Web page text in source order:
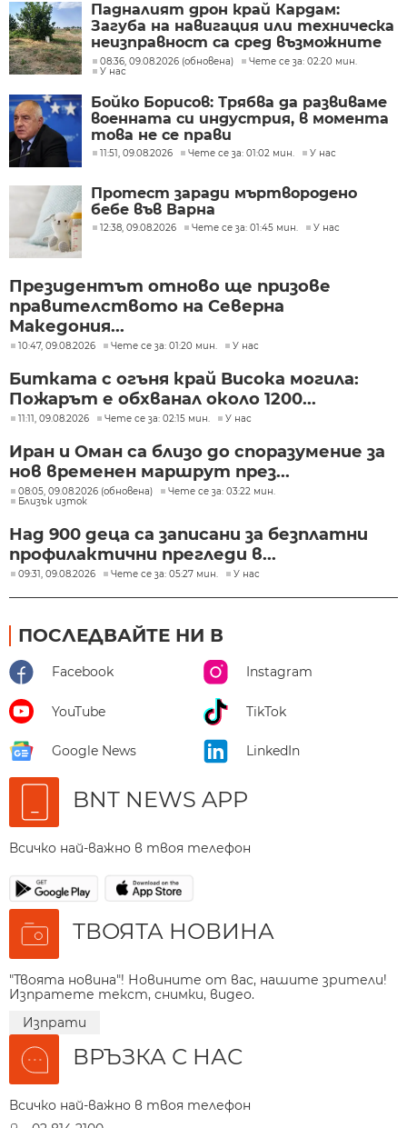
Падналият дрон край Кардам:
Загуба на навигация или техническа
неизправност са сред възможните
причини
08:36, 09.08.2026 (обновена)
Чете се за: 02:20 мин.
У нас
Бойко Борисов: Трябва да развиваме
военната си индустрия, в момента
това не се прави
11:51, 09.08.2026 Чете се за: 01:02 мин. У нас
Протест заради мъртвородено
бебе във Варна
12:38, 09.08.2026 Чете се за: 01:45 мин. У нас
Президентът отново ще призове
правителството на Северна
Македония...
10:47, 09.08.2026 Чете се за: 01:20 мин. У нас
Битката с огъня край Висока могила:
Пожарът е обхванал около 1200...
11:11, 09.08.2026 Чете се за: 02:15 мин. У нас
Иран и Оман са близо до споразумение за
нов временен маршрут през...
08:05, 09.08.2026 (обновена)
Чете се за: 03:22 мин.
Близък изток
Над 900 деца са записани за безплатни
профилактични прегледи в...
09:31, 09.08.2026 Чете се за: 05:27 мин. У нас
ПОСЛЕДВАЙТЕ НИ В
Facebook Instagram
YouTube TikTok
Google News LinkedIn
BNT NEWS APP
Всичко най-важно в твоя телефон
ТВОЯТА НОВИНА
"Твоята новина"! Новините от вас, нашите зрители!
Изпратете текст, снимки, видео.
Изпрати
ВРЪЗКА С НАС
Всичко най-важно в твоя телефон